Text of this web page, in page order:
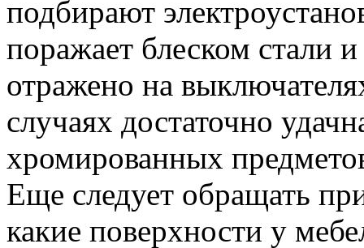
подбирают
поражает блеском стали
отражено на
случаях достаточно
хромированных
Еще следует обращать
какие поверхности у